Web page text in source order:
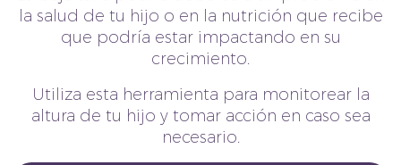
la salud de tu hijo o en la nutrición que recibe
que podría estar impactando en su
crecimiento.
Utiliza esta herramienta para monitorear la
altura de tu hijo y tomar acción en caso sea
necesario.